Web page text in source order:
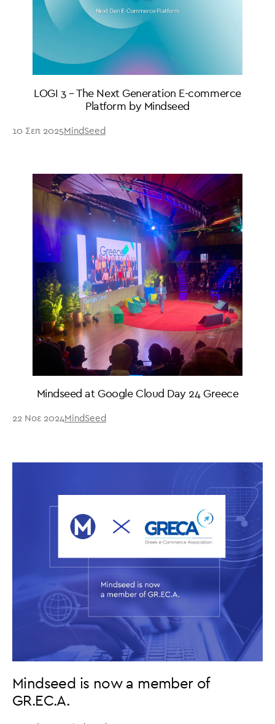
LOGI 3 – The Next Generation E-commerce
Platform by Mindseed
10 Σεπ 2025MindSeed
Mindseed at Google Cloud Day 24 Greece
22 Νοε 2024MindSeed
Mindseed is now a member of
GR.EC.A.